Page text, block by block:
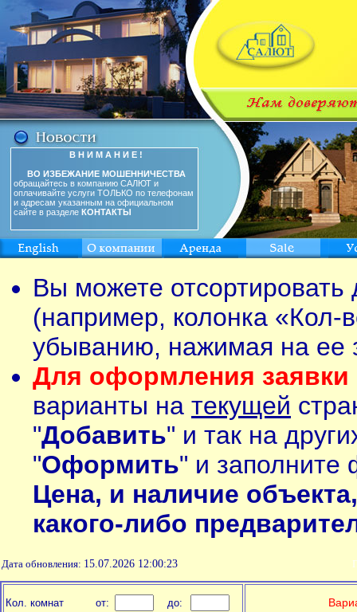
В Н И М А Н И Е !
ВО ИЗБЕЖАНИЕ МОШЕННИЧЕСТВА
обращайтесь в компанию САЛЮТ и
оплачивайте услуги ТОЛЬКО по телефонам
и адресам указанным на официальном
сайте в разделе КОНТАКТЫ
Вы можете
(например, колонка «Кол-
убыванию, нажимая на ее
Для оформления заявки
варианты на текущей
"Добавить" и так на
"Оформить" и заполните
Цена, и наличие
какого-либо
Дата обновления: 15.07.2026 12:00:23
Кол. комнат от: до: